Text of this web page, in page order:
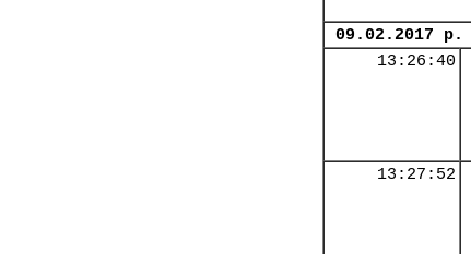
09.02.2017 р.
13:26:40
13:27:52